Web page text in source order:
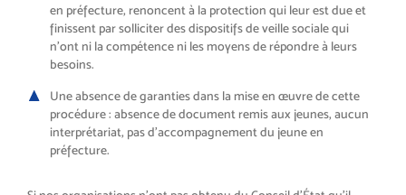
en préfecture, renoncent à la protection qui leur est due et
finissent par solliciter des dispositifs de veille sociale qui
n’ont ni la compétence ni les moyens de répondre à leurs
besoins.
Une absence de garanties dans la mise en œuvre de cette
procédure : absence de document remis aux jeunes, aucun
interprétariat, pas d’accompagnement du jeune en
préfecture.